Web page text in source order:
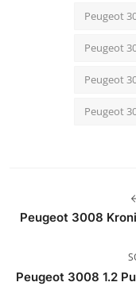
Peugeot
Peugeot
Peugeot
Peugeot
Peugeot 3008
Peugeot 3008 1.2